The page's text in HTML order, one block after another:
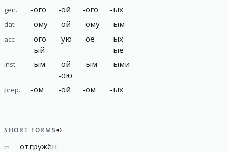
gen. -ого -ой -ого -ых
dat. -ому -ой -ому -ым
acc. -ого
-ый
-ую -ое -ых
-ые
inst. -ым -ой
-ою
-ым -ыми
prep. -ом -ой -ом -ых
SHORT FORMS
m отгружён